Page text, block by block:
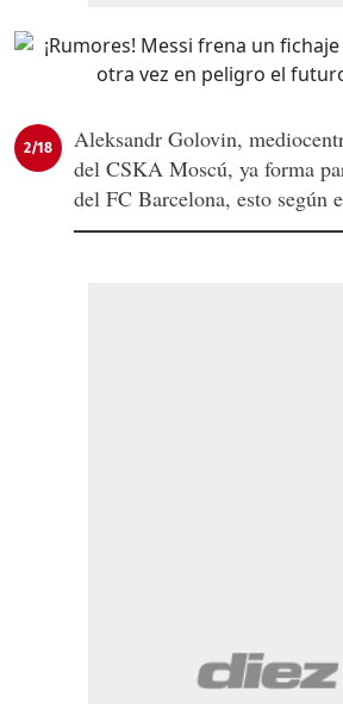
2/18
Aleksandr Golovin,
del CSKA Moscú, ya forma
del FC Barcelona, esto según